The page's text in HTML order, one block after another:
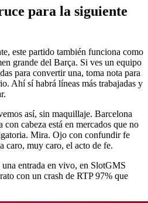
para la siguiente
este partido también funciona como
grande del Barça. Si ves un equipo
para convertir una, toma nota para
Ahí sí habrá líneas más trabajadas y
así, sin maquillaje. Barcelona
con cabeza está en mercados que no
Mira. Ojo con confundir fe
caro, muy caro, el acto de fe.
entrada en vivo, en SlotGMS
con un crash de RTP 97% que